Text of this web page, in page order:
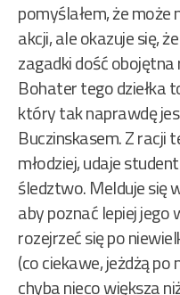
pomyślałem, że
akcji, ale okazuje się,
zagadki dość obojętna
Bohater tego dziełka
który tak naprawdę
Buczinskasem. Z racji
młodziej, udaje
śledztwo. Melduje się
aby poznać lepiej
rozejrzeć się po
(co ciekawe, jeżdżą
chyba nieco większa